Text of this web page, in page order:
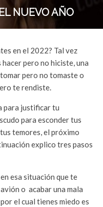
NUEVO AÑO
en el 2022? Tal vez
pero no hiciste, una
pero no tomaste o
te rendiste.
para justificar tu
para esconder tus
temores, el próximo
explico tres pasos
esa situación que te
o acabar una mala
el cual tienes miedo es